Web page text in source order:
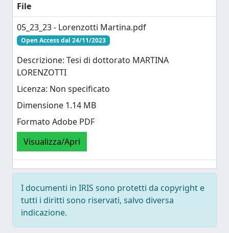
File
05_23_23 - Lorenzotti Martina.pdf
Open Access dal 24/11/2023
Descrizione: Tesi di dottorato MARTINA
LORENZOTTI
Licenza: Non specificato
Dimensione 1.14 MB
Formato Adobe PDF
Visualizza/Apri
I documenti in IRIS sono protetti da copyright e
tutti i diritti sono riservati, salvo diversa
indicazione.